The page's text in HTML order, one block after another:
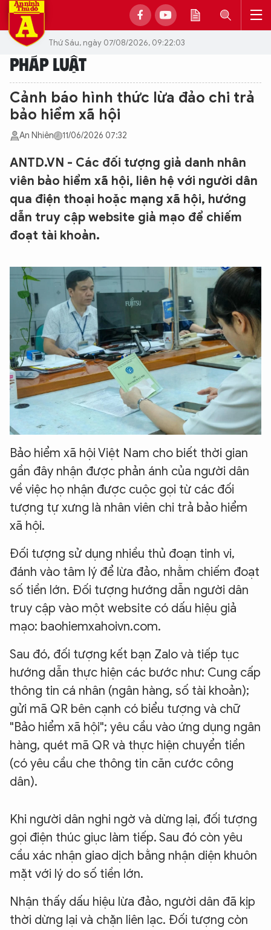
Thứ Sáu, ngày 07/08/2026, 09:22:03
PHÁP LUẬT
Cảnh báo hình thức lừa đảo chi trả
bảo hiểm xã hội
An Nhiên 11/06/2026 07:32
ANTD.VN - Các đối tượng giả danh nhân
viên bảo hiểm xã hội, liên hệ với người dân
qua điện thoại hoặc mạng xã hội, hướng
dẫn truy cập website giả mạo để chiếm
đoạt tài khoản.
Bảo hiểm xã hội Việt Nam cho biết thời gian
gần đây nhận được phản ánh của người dân
về việc họ nhận được cuộc gọi từ các đối
tượng tự xưng là nhân viên chi trả bảo hiểm
xã hội.
Đối tượng sử dụng nhiều thủ đoạn tinh vi,
đánh vào tâm lý để lừa đảo, nhằm chiếm đoạt
số tiền lớn. Đối tượng hướng dẫn người dân
truy cập vào một website có dấu hiệu giả
mạo: baohiemxahoivn.com.
Sau đó, đối tượng kết bạn Zalo và tiếp tục
hướng dẫn thực hiện các bước như: Cung cấp
thông tin cá nhân (ngân hàng, số tài khoản);
gửi mã QR bên cạnh có biểu tượng và chữ
"Bảo hiểm xã hội"; yêu cầu vào ứng dụng ngân
hàng, quét mã QR và thực hiện chuyển tiền
(có yêu cầu che thông tin căn cước công
dân).
Khi người dân nghi ngờ và dừng lại, đối tượng
gọi điện thúc giục làm tiếp. Sau đó còn yêu
cầu xác nhận giao dịch bằng nhận diện khuôn
mặt với lý do số tiền lớn.
Nhận thấy dấu hiệu lừa đảo, người dân đã kịp
thời dừng lại và chặn liên lạc. Đối tượng còn